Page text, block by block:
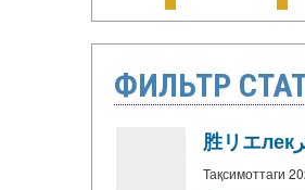
ФИЛЬТР
Тақсимоттаги